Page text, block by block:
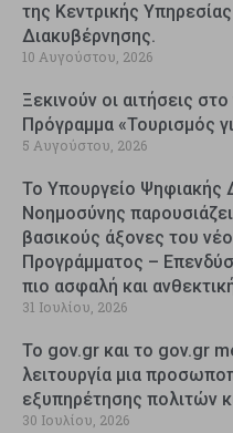
της Κεντρικής
Διακυβέρνησης.
10 Αυγούστου, 2026
Ξεκινούν οι αιτήσεις
Πρόγραμμα «Τουρισμός
5 Αυγούστου, 2026
Το Υπουργείο Ψηφιακής
Νοημοσύνης
βασικούς άξονες του
Προγράμματος –
πιο ασφαλή και
31 Ιουλίου, 2026
Το gov.gr και το gov.gr
λειτουργία μια
εξυπηρέτησης πολιτών
30 Ιουλίου, 2026